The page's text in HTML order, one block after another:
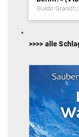
Guido Grandt
>>>> alle